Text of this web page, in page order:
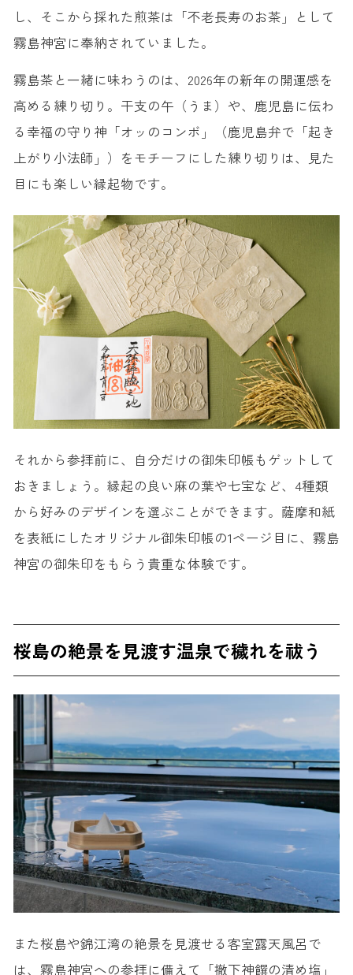
し、そこから採れた煎茶は「不老長寿のお茶」として
霧島神宮に奉納されていました。
霧島茶と一緒に味わうのは、2026年の新年の開運感を
高める練り切り。干支の午（うま）や、鹿児島に伝わ
る幸福の守り神「オッのコンボ」（鹿児島弁で「起き
上がり小法師」）をモチーフにした練り切りは、見た
目にも楽しい縁起物です。
それから参拝前に、自分だけの御朱印帳もゲットして
おきましょう。縁起の良い麻の葉や七宝など、4種類
から好みのデザインを選ぶことができます。薩摩和紙
を表紙にしたオリジナル御朱印帳の1ページ目に、霧島
神宮の御朱印をもらう貴重な体験です。
桜島の絶景を見渡す温泉で穢れを祓う
また桜島や錦江湾の絶景を見渡せる客室露天風呂で
は、霧島神宮への参拝に備えて「撤下神饌の清め塩」